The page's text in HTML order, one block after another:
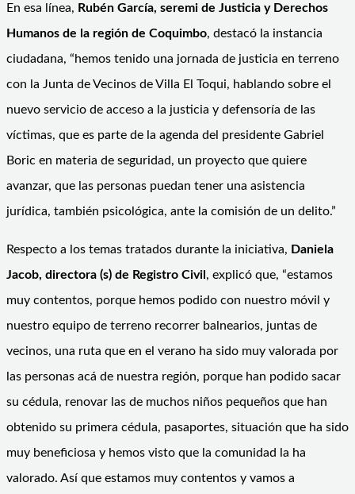
En esa línea, Rubén García, seremi de Justicia y Derechos
Humanos de la región de Coquimbo, destacó la instancia
ciudadana, “hemos tenido una jornada de justicia en terreno
con la Junta de Vecinos de Villa El Toqui, hablando sobre el
nuevo servicio de acceso a la justicia y defensoría de las
víctimas, que es parte de la agenda del presidente Gabriel
Boric en materia de seguridad, un proyecto que quiere
avanzar, que las personas puedan tener una asistencia
jurídica, también psicológica, ante la comisión de un delito.”
Respecto a los temas tratados durante la iniciativa, Daniela
Jacob, directora (s) de Registro Civil, explicó que, “estamos
muy contentos, porque hemos podido con nuestro móvil y
nuestro equipo de terreno recorrer balnearios, juntas de
vecinos, una ruta que en el verano ha sido muy valorada por
las personas acá de nuestra región, porque han podido sacar
su cédula, renovar las de muchos niños pequeños que han
obtenido su primera cédula, pasaportes, situación que ha sido
muy beneficiosa y hemos visto que la comunidad la ha
valorado. Así que estamos muy contentos y vamos a